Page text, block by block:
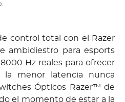
control total con el Razer
ambidiestro para esports
Hz reales para ofrecer
la menor latencia nunca
Ópticos Razer™ de
el momento de estar a la